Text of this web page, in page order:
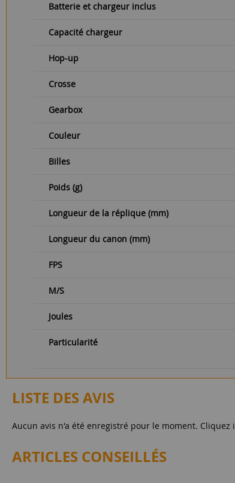
Batterie et chargeur inclus
Capacité chargeur
Hop-up
Crosse
Gearbox
Couleur
Billes
Poids (g)
Longueur de la réplique (mm)
Longueur du canon (mm)
FPS
M/S
Joules
Particularité
LISTE DES AVIS
Aucun avis n'a été enregistré pour le moment. Cliquez
ARTICLES CONSEILLÉS